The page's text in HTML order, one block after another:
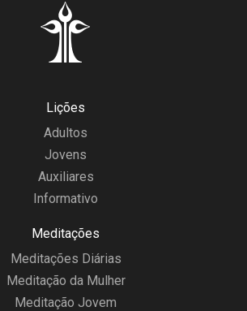
Lições
Adultos
Jovens
Auxiliares
Informativo
Meditações
Meditações Diárias
Meditação da Mulher
Meditação Jovem